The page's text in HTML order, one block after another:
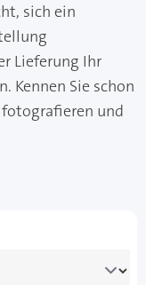
sich ein
Lieferung Ihr
Kennen Sie schon
fotografieren und